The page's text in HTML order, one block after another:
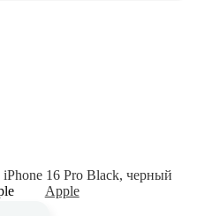
16 Pro Black, черный
Apple